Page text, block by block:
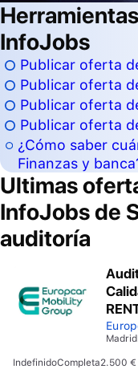
InfoJobs
Publicar oferta
Publicar oferta
Publicar oferta
Publicar oferta
¿Cómo saber
Finanzas y
Ultimas
InfoJobs de
auditoría
Madrid
IndefinidoCompleta2.500